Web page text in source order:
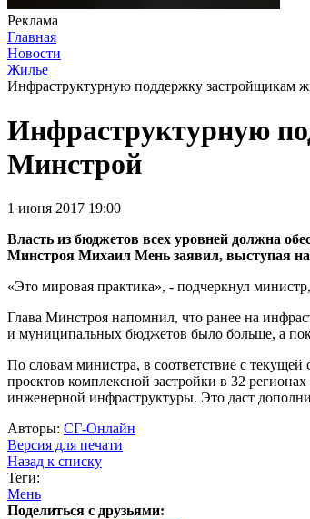
Реклама
Главная
Новости
Жилье
Инфраструктурную поддержку застройщикам
Инфраструктурную
Минстрой
1 июня 2017 19:00
Власть из бюджетов всех уровней должна
Минстроя Михаил Мень заявил, выступая
«Это мировая практика», - подчеркнул
Глава Минстроя напомнил, что ранее на
и муниципальных бюджетов было больше, а
По словам министра, в соответствие с
проектов комплексной застройки в 32
инженерной инфраструктуры. Это даст
Авторы: СГ-Онлайн
Версия для печати
Назад к списку
Теги:
Мень
Поделиться с друзьями: